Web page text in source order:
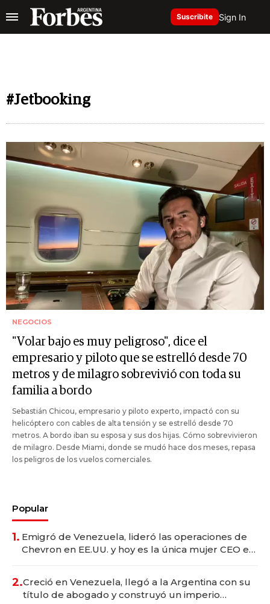
Suscribite Sign In
#Jetbooking
NEGOCIOS
"Volar bajo es muy peligroso", dice el
empresario y piloto que se estrelló desde 70
metros y de milagro sobrevivió con toda su
familia a bordo
Sebastián Chicou, empresario y piloto experto, impactó con su
helicóptero con cables de alta tensión y se estrelló desde 70
metros. A bordo iban su esposa y sus dos hijas. Cómo sobrevivieron
de milagro. Desde Miami, donde se mudó hace dos meses, repasa
los peligros de los vuelos comerciales.
Popular
1. Emigró de Venezuela, lideró las operaciones de
Chevron en EE.UU. y hoy es la única mujer CEO en
2.Creció en Venezuela, llegó a la Argentina con su
título de abogado y construyó un imperio